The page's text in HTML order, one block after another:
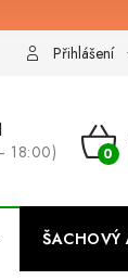
Přihlášení
18:00)
ŠACHOVÝ